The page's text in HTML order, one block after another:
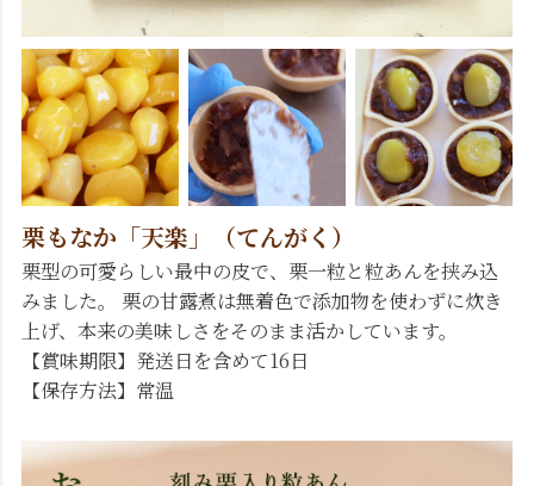
栗もなか「天楽」（てんがく）
栗型の可愛らしい最中の皮で、栗一粒と粒あんを挟み込
みました。 栗の甘露煮は無着色で添加物を使わずに炊き
上げ、本来の美味しさをそのまま活かしています。
【賞味期限】発送日を含めて16日
【保存方法】常温